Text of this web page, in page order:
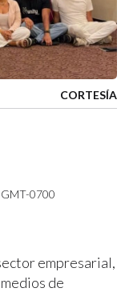
CORTESÍA
0700
empresarial,
de